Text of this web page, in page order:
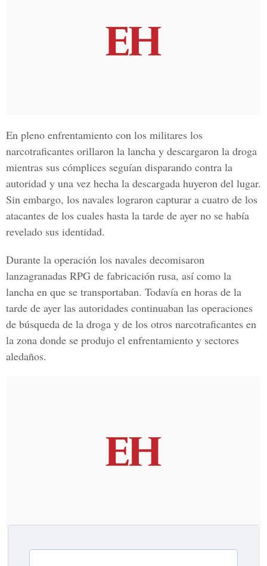
En pleno enfrentamiento con los militares los
narcotraficantes orillaron la lancha y descargaron la droga
mientras sus cómplices seguían disparando contra la
autoridad y una vez hecha la descargada huyeron del lugar.
Sin embargo, los navales lograron capturar a cuatro de los
atacantes de los cuales hasta la tarde de ayer no se había
revelado sus identidad.
Durante la operación los navales decomisaron
lanzagranadas RPG de fabricación rusa, así como la
lancha en que se transportaban. Todavía en horas de la
tarde de ayer las autoridades continuaban las operaciones
de búsqueda de la droga y de los otros narcotraficantes en
la zona donde se produjo el enfrentamiento y sectores
aledaños.